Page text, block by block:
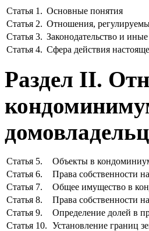
Статья 1. Основные понятия
Статья 2. Отношения,
Статья 3. Законодательство и
Статья 4. Сфера действия
Раздел II.
Статья 5.
Объекты в
Статья 6.
Права собственности
Статья 7.
Общее имущество в
Статья 8.
Права собственности
Статья 9.
Определение долей в
Статья 10. Установление границ